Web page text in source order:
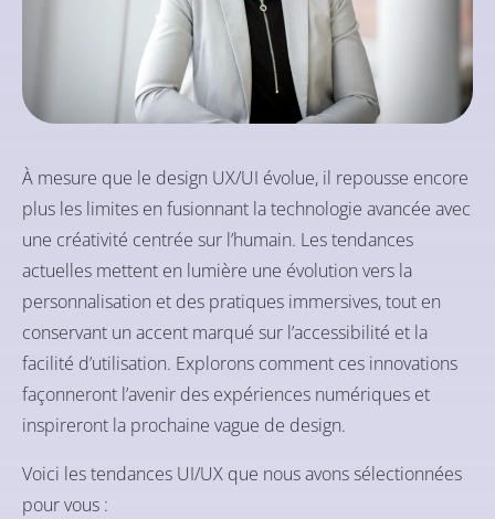
À mesure que le design UX/UI évolue, il repousse encore
plus les limites en fusionnant la technologie avancée avec
une créativité centrée sur l’humain. Les tendances
actuelles mettent en lumière une évolution vers la
personnalisation et des pratiques immersives, tout en
conservant un accent marqué sur l’accessibilité et la
facilité d’utilisation. Explorons comment ces innovations
façonneront l’avenir des expériences numériques et
inspireront la prochaine vague de design.
Voici les tendances UI/UX que nous avons sélectionnées
pour vous :